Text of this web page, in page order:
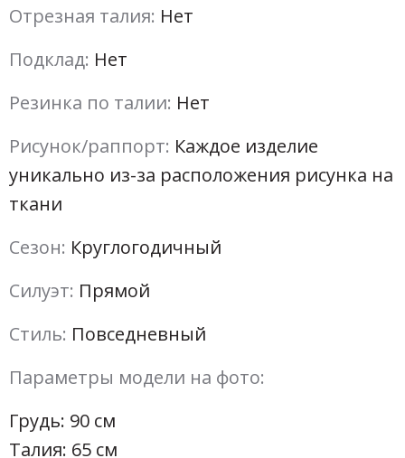
Отрезная талия: Нет
Подклад: Нет
Резинка по талии: Нет
Рисунок/раппорт: Каждое изделие
уникально из-за расположения рисунка на
ткани
Сезон: Круглогодичный
Силуэт: Прямой
Стиль: Повседневный
Параметры модели на фото:
Грудь: 90 см
Талия: 65 см